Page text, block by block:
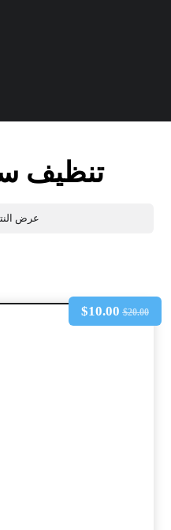
تنظيف
عرض
$20.00
$10.00